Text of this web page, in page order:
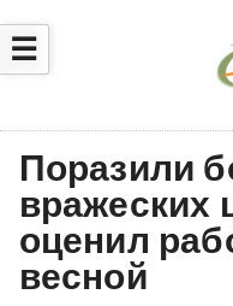
☰
Поразили
вражеских
оценил
весной